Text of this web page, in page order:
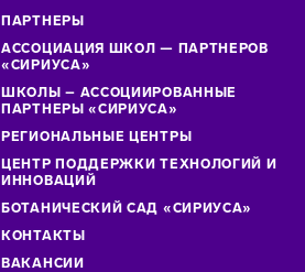
ПАРТНЕРЫ
АССОЦИАЦИЯ ШКОЛ — ПАРТНЕРОВ
«СИРИУСА»
ШКОЛЫ – АССОЦИИРОВАННЫЕ
ПАРТНЕРЫ «СИРИУСА»
РЕГИОНАЛЬНЫЕ ЦЕНТРЫ
ЦЕНТР ПОДДЕРЖКИ ТЕХНОЛОГИЙ И
ИННОВАЦИЙ
БОТАНИЧЕСКИЙ САД «СИРИУСА»
КОНТАКТЫ
ВАКАНСИИ